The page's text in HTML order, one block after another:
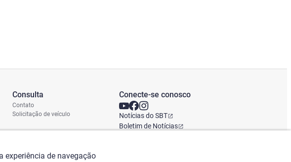
Consulta
Contato
Solicitação de veículo
Conecte-se conosco
Notícias do SBT
Boletim de Notícias
experiência de navegação